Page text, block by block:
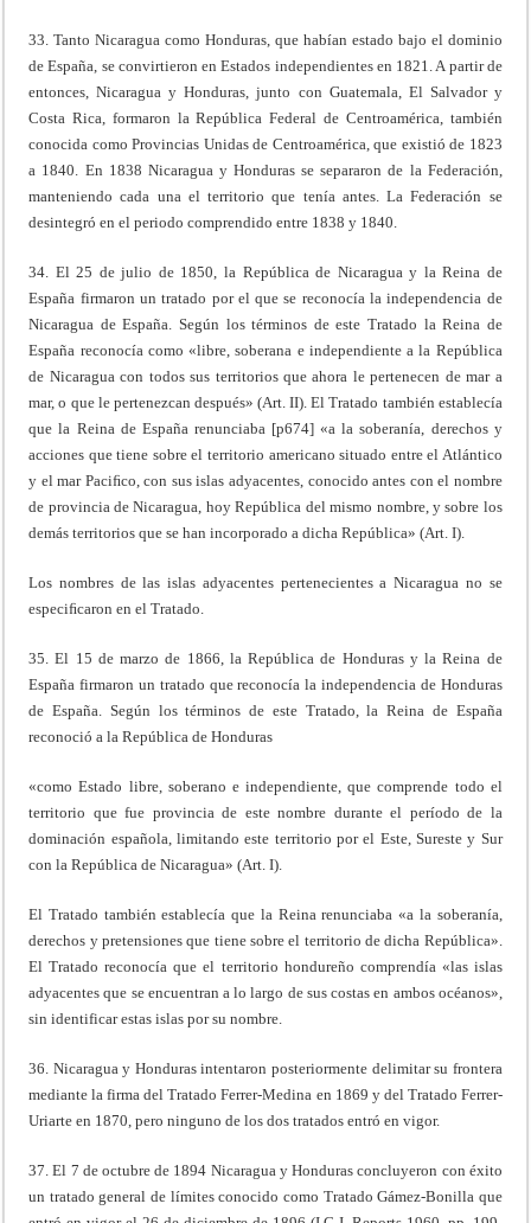
33. Tanto Nicaragua como Honduras, que habían estado bajo el dominio
de España, se convirtieron en Estados independientes en 1821. A partir de
entonces, Nicaragua y Honduras, junto con Guatemala, El Salvador y
Costa Rica, formaron la República Federal de Centroamérica, también
conocida como Provincias Unidas de Centroamérica, que existió de 1823
a 1840. En 1838 Nicaragua y Honduras se separaron de la Federación,
manteniendo cada una el territorio que tenía antes. La Federación se
desintegró en el periodo comprendido entre 1838 y 1840.
34. El 25 de julio de 1850, la República de Nicaragua y la Reina de
España firmaron un tratado por el que se reconocía la independencia de
Nicaragua de España. Según los términos de este Tratado la Reina de
España reconocía como «libre, soberana e independiente a la República
de Nicaragua con todos sus territorios que ahora le pertenecen de mar a
mar, o que le pertenezcan después» (Art. II). El Tratado también establecía
que la Reina de España renunciaba [p674] «a la soberanía, derechos y
acciones que tiene sobre el territorio americano situado entre el Atlántico
y el mar Paciﬁco, con sus islas adyacentes, conocido antes con el nombre
de provincia de Nicaragua, hoy República del mismo nombre, y sobre los
demás territorios que se han incorporado a dicha República» (Art. I).
Los nombres de las islas adyacentes pertenecientes a Nicaragua no se
especiﬁcaron en el Tratado.
35. El 15 de marzo de 1866, la República de Honduras y la Reina de
España firmaron un tratado que reconocía la independencia de Honduras
de España. Según los términos de este Tratado, la Reina de España
reconoció a la República de Honduras
«como Estado libre, soberano e independiente, que comprende todo el
territorio que fue provincia de este nombre durante el período de la
dominación española, limitando este territorio por el Este, Sureste y Sur
con la República de Nicaragua» (Art. I).
El Tratado también establecía que la Reina renunciaba «a la soberanía,
derechos y pretensiones que tiene sobre el territorio de dicha República».
El Tratado reconocía que el territorio hondureño comprendía «las islas
adyacentes que se encuentran a lo largo de sus costas en ambos océanos»,
sin identificar estas islas por su nombre.
36. Nicaragua y Honduras intentaron posteriormente delimitar su frontera
mediante la firma del Tratado Ferrer-Medina en 1869 y del Tratado Ferrer-
Uriarte en 1870, pero ninguno de los dos tratados entró en vigor.
37. El 7 de octubre de 1894 Nicaragua y Honduras concluyeron con éxito
un tratado general de límites conocido como Tratado Gámez-Bonilla que